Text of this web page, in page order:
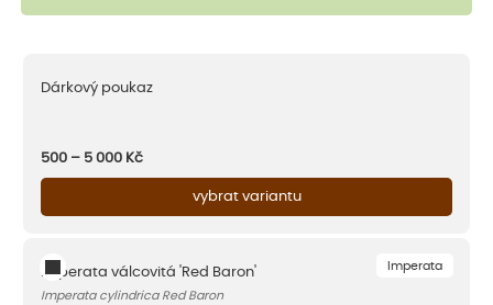
Dárkový poukaz
500 – 5 000 Kč
vybrat variantu
Imperata
Imperata válcovitá 'Red Baron'
Imperata cylindrica Red Baron